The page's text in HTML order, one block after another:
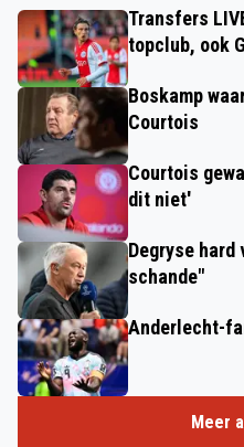
Transfers
topclub, ook
Boskamp
Courtois
Courtois
dit niet'
Degryse hard
schande"
Anderlecht-
Meer